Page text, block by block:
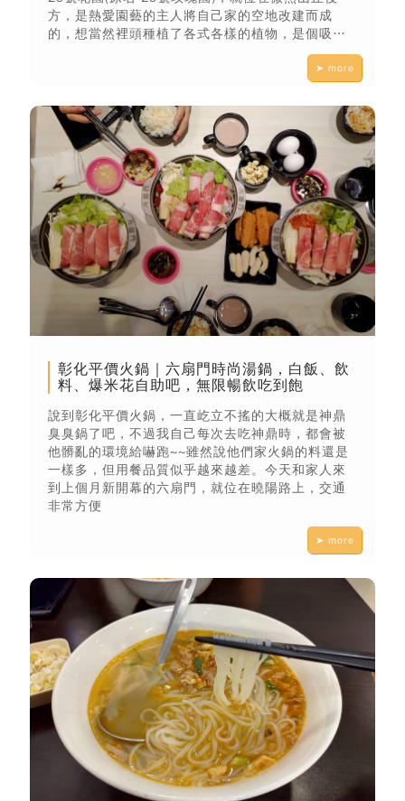
方，是熱愛園藝的主人將自己家的空地改建而成
的，想當然裡頭種植了各式各樣的植物，是個吸收
➤ more
彰化平價火鍋｜六扇門時尚湯鍋，白飯、飲
料、爆米花自助吧，無限暢飲吃到飽
說到彰化平價火鍋，一直屹立不搖的大概就是神鼎
臭臭鍋了吧，不過我自己每次去吃神鼎時，都會被
他髒亂的環境給嚇跑~~雖然說他們家火鍋的料還是
一樣多，但用餐品質似乎越來越差。今天和家人來
到上個月新開幕的六扇門，就位在曉陽路上，交通
非常方便
➤ more